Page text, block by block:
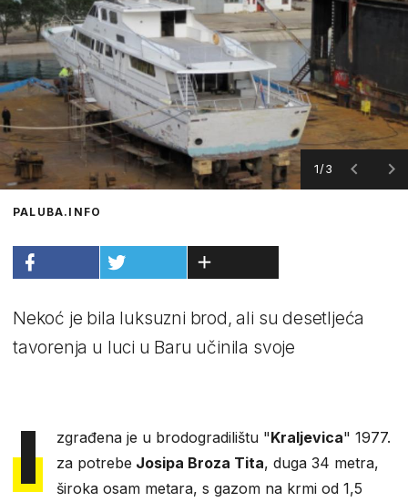
1/3
PALUBA.INFO
Nekoć je bila luksuzni brod, ali su desetljeća
tavorenja u luci u Baru učinila svoje
I zgrađena je u brodogradilištu "Kraljevica" 1977.
za potrebe Josipa Broza Tita, duga 34 metra,
široka osam metara, s gazom na krmi od 1,5